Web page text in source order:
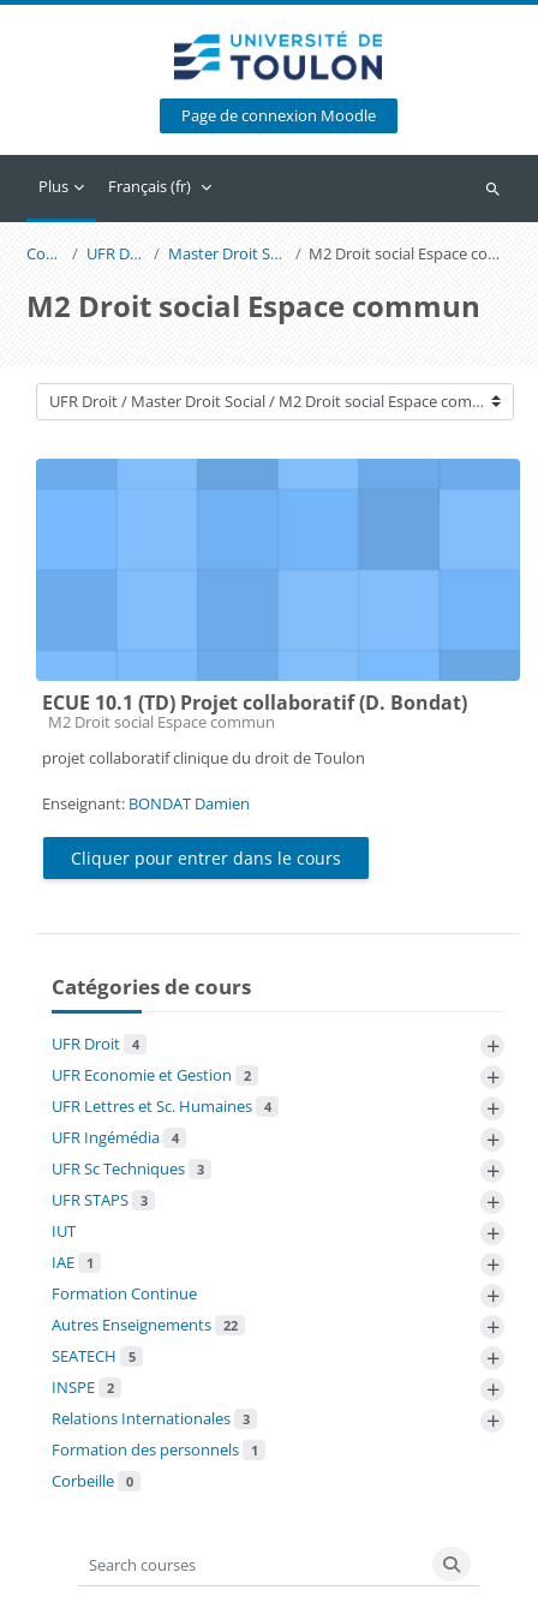
Page de connexion Moodle
Plus Français ‎(fr)‎
Cours UFR Droit Master Droit Social M2 Droit social Espace commun
M2 Droit social Espace commun
Catégories de cours
ECUE 10.1 (TD) Projet collaboratif (D. Bondat)
Catégorie de cours
M2 Droit social Espace commun
projet collaboratif clinique du droit de Toulon
Enseignant: BONDAT Damien
Cliquer pour entrer dans le cours
Catégories de cours
UFR Droit 4 +
UFR Economie et Gestion 2 +
UFR Lettres et Sc. Humaines 4 +
UFR Ingémédia 4 +
UFR Sc Techniques 3 +
UFR STAPS 3 +
IUT +
IAE 1 +
Formation Continue +
Autres Enseignements 22 +
SEATECH 5 +
INSPE 2 +
Relations Internationales 3 +
Formation des personnels 1
Corbeille 0
Search courses
Search